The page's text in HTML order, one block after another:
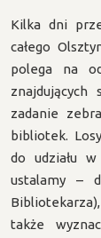
Kilka dni
całego
polega na
zadanie
bibliotek.
do udziału
ustalamy –
także